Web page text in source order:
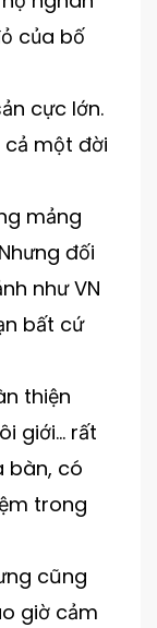
của bố
cực lớn.
cả một đời
mảng
đối
như VN
bất cứ
thiện
giới… rất
bàn, có
trong
cũng
giờ cảm